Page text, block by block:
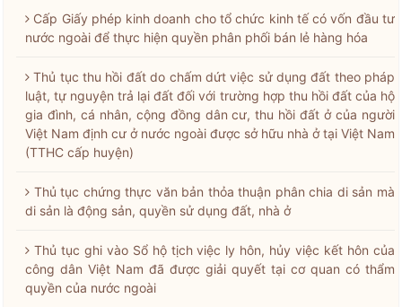
Cấp Giấy phép kinh doanh cho tổ chức kinh tế có vốn đầu tư
nước ngoài để thực hiện quyền phân phối bán lẻ hàng hóa
Thủ tục thu hồi đất do chấm dứt việc sử dụng đất theo pháp
luật, tự nguyện trả lại đất đối với trường hợp thu hồi đất của hộ
gia đình, cá nhân, cộng đồng dân cư, thu hồi đất ở của người
Việt Nam định cư ở nước ngoài được sở hữu nhà ở tại Việt Nam
(TTHC cấp huyện)
Thủ tục chứng thực văn bản thỏa thuận phân chia di sản mà
di sản là động sản, quyền sử dụng đất, nhà ở
Thủ tục ghi vào Sổ hộ tịch việc ly hôn, hủy việc kết hôn của
công dân Việt Nam đã được giải quyết tại cơ quan có thẩm
quyền của nước ngoài